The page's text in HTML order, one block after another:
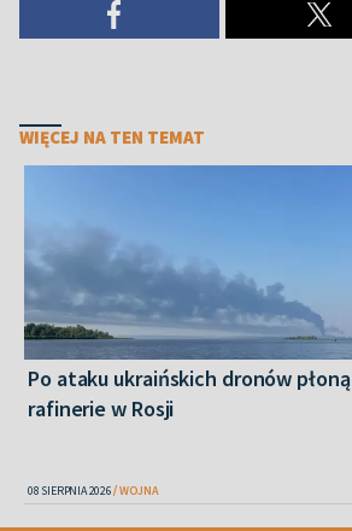
WIĘCEJ NA TEN TEMAT
Po ataku ukraińskich dronów płoną
rafinerie w Rosji
08 SIERPNIA 2026 WOJNA